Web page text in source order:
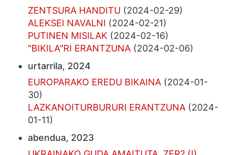
ZENTSURA HANDITU (2024-02-29)
ALEKSEI NAVALNI (2024-02-21)
PUTINEN MISILAK (2024-02-16)
"BIKILA"RI ERANTZUNA (2024-02-06)
urtarrila, 2024
EUROPARAKO EREDU BIKAINA (2024-01-
30)
LAZKANOITURBURURI ERANTZUNA (2024-
01-11)
abendua, 2023